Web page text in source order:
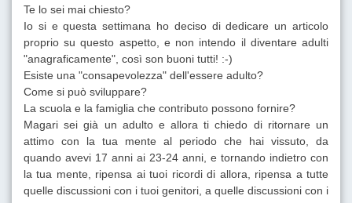
Te lo sei mai chiesto?
Io si e questa settimana ho deciso di dedicare un articolo
proprio su questo aspetto, e non intendo il diventare adulti
"anagraficamente", così son buoni tutti! :-)
Esiste una "consapevolezza" dell'essere adulto?
Come si può sviluppare?
La scuola e la famiglia che contributo possono fornire?
Magari sei già un adulto e allora ti chiedo di ritornare un
attimo con la tua mente al periodo che hai vissuto, da
quando avevi 17 anni ai 23-24 anni, e tornando indietro con
la tua mente, ripensa ai tuoi ricordi di allora, ripensa a tutte
quelle discussioni con i tuoi genitori, a quelle discussioni con i